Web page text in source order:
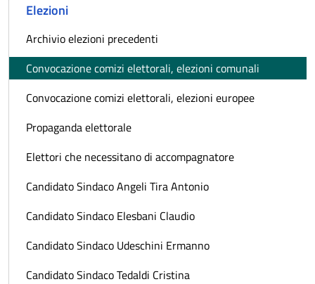
Elezioni
Archivio elezioni precedenti
Convocazione comizi elettorali, elezioni comunali
Convocazione comizi elettorali, elezioni europee
Propaganda elettorale
Elettori che necessitano di accompagnatore
Candidato Sindaco Angeli Tira Antonio
Candidato Sindaco Elesbani Claudio
Candidato Sindaco Udeschini Ermanno
Candidato Sindaco Tedaldi Cristina